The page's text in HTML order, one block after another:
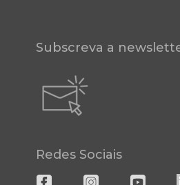
Subscreva a
Redes Sociais